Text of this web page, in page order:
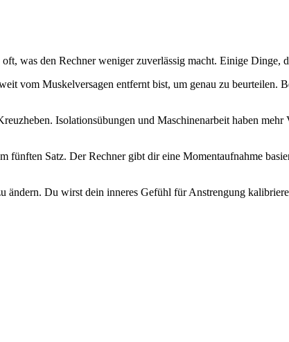
was den Rechner weniger zuverlässig macht. Einige Dinge,
vom Muskelversagen entfernt bist, um genau zu beurteilen.
Isolationsübungen und Maschinenarbeit haben
Satz. Der Rechner gibt dir eine Momentaufnahme
ändern. Du wirst dein inneres Gefühl für Anstrengung